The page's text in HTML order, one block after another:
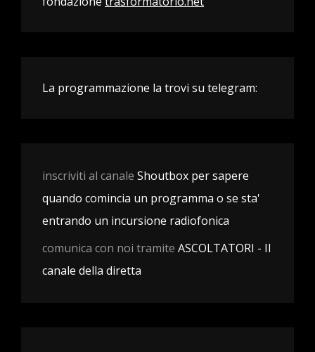
La programmazione la trovi su telegram:
inscriviti al canale Shoutbox per sapere
quando comincia un programma o se sta'
entrando un incursione radiofonica
comunica con noi tramite ASCOLTATORI - Il
canale della diretta